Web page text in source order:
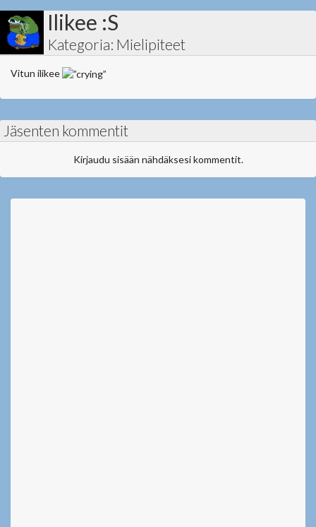
Ilikee :S
Kategoria: Mielipiteet
Vitun ilikee
Jäsenten kommentit
Kirjaudu sisään nähdäksesi kommentit.